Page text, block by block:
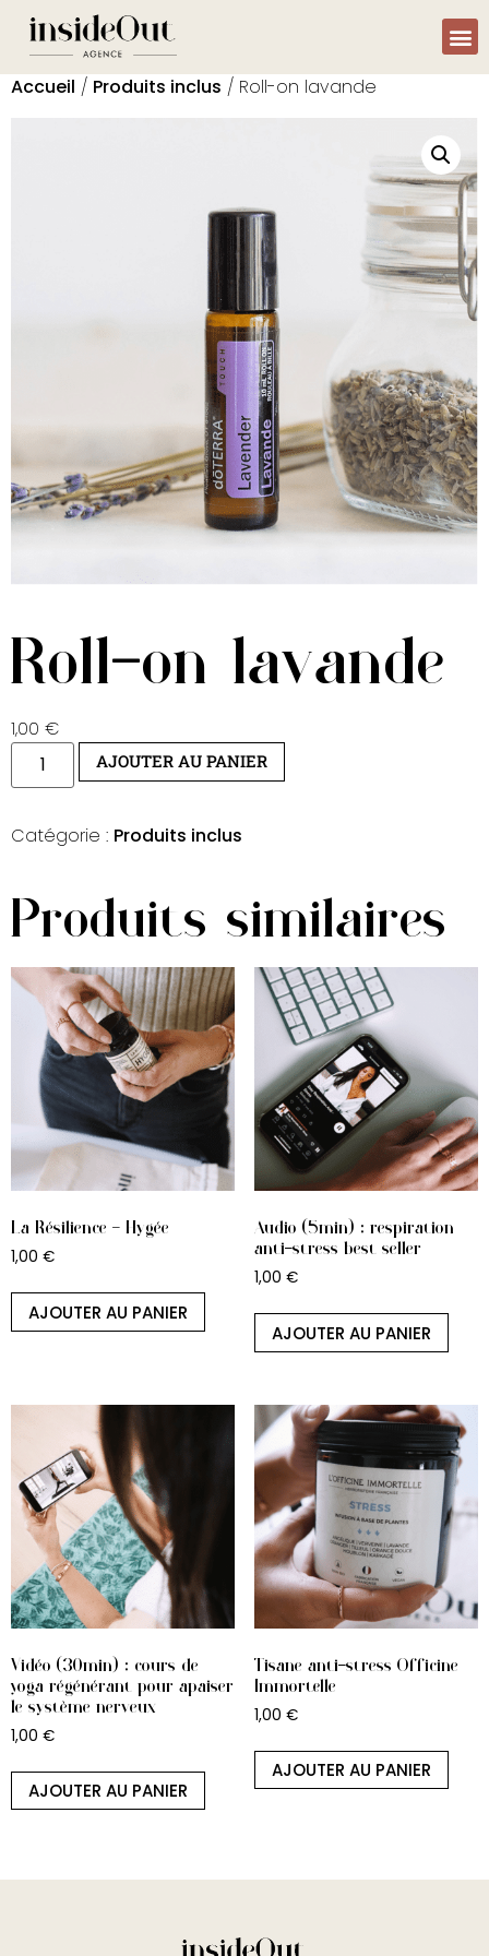
Accueil / Produits inclus / Roll-on lavande
Roll-on lavande
1,00 €
AJOUTER AU PANIER
Catégorie : Produits inclus
Produits similaires
La Résilience – Hygée
1,00 €
AJOUTER AU PANIER
Audio (5min) : respiration
anti-stress best seller
1,00 €
AJOUTER AU PANIER
Vidéo (30min) : cours de
yoga régénérant pour apaiser
le système nerveux
1,00 €
AJOUTER AU PANIER
Tisane anti-stress Officine
Immortelle
1,00 €
AJOUTER AU PANIER